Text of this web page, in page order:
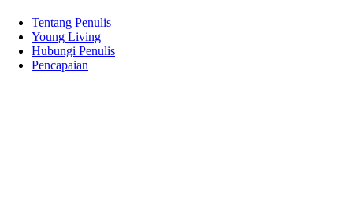
Tentang Penulis
Young Living
Hubungi Penulis
Pencapaian